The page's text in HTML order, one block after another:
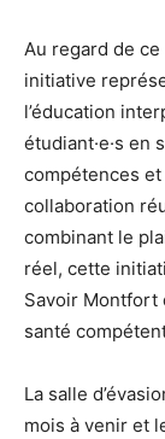
Au regard de
initiative
l’éducation
étudiant·e·s en
compétences et
collaboration
combinant le
réel, cette
Savoir Montfort
santé
La salle
mois à venir et